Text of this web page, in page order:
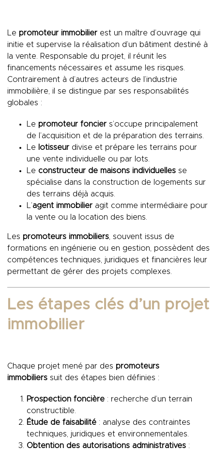
Le promoteur immobilier est un maître d’ouvrage qui
initie et supervise la réalisation d’un bâtiment destiné à
la vente. Responsable du projet, il réunit les
financements nécessaires et assume les risques.
Contrairement à d’autres acteurs de l’industrie
immobilière, il se distingue par ses responsabilités
globales :
Le promoteur foncier s’occupe principalement
de l’acquisition et de la préparation des terrains.
Le
lotisseur divise et prépare les terrains pour
une vente individuelle ou par lots.
Le constructeur de maisons individuelles se
spécialise dans la construction de logements sur
des terrains déjà acquis.
L’agent immobilier agit comme intermédiaire pour
la vente ou la location des biens.
Les promoteurs immobiliers , souvent issus de
formations en ingénierie ou en gestion, possèdent des
compétences techniques, juridiques et financières leur
permettant de gérer des projets complexes.
Les étapes clés d’un projet
immobilier
Chaque projet mené par des promoteurs
immobiliers suit des étapes bien définies :
Prospection foncière : recherche d’un terrain
constructible.
Étude de faisabilité : analyse des contraintes
techniques, juridiques et environnementales.
Obtention des autorisations administratives :